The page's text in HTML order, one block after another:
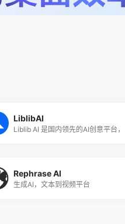
LiblibAI
Rephrase AI
生成AI，文本到视频平台